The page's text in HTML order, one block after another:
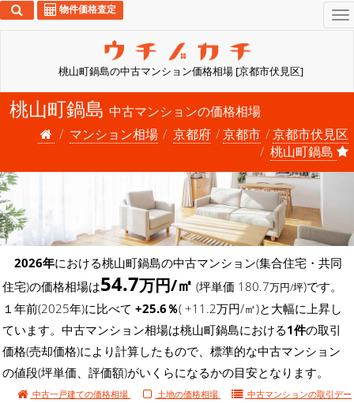
桃山町鍋島の中古マンション価格相場 [京都市伏見区]
物件価格査定
桃山町鍋島 中古マンションの価格相場
マンション相場
京都府 京都市
京都市伏見区
桃山町鍋島
2026年における桃山町鍋島の中古マンション(集合住宅・共同
住宅)の価格相場は54.7万円/㎡ (坪単価 180.7万円/坪)です。
１年前(2025年)に比べて +25.6％( +11.2万円/㎡)と大幅に上昇し
ています。中古マンション相場は桃山町鍋島における1件の取引
価格(売却価格)により計算したもので、標準的な中古マンション
の値段(坪単価、評価額)がいくらになるかの目安となります。
中古一戸建ての価格相場 土地の価格相場 中古マンションの取引デー